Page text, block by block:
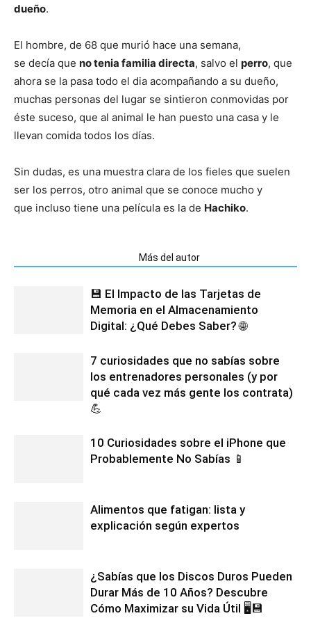
dueño.
El hombre, de 68 que murió hace una semana,
se decía que no tenia familia directa, salvo el perro, que
ahora se la pasa todo el dia acompañando a su dueño,
muchas personas del lugar se sintieron conmovidas por
éste suceso, que al animal le han puesto una casa y le
llevan comida todos los días.
Sin dudas, es una muestra clara de los fieles que suelen
ser los perros, otro animal que se conoce mucho y
que incluso tiene una película es la de Hachiko.
Más del autor
💾 El Impacto de las Tarjetas de
Memoria en el Almacenamiento
Digital: ¿Qué Debes Saber? 🌐
7 curiosidades que no sabías sobre
los entrenadores personales (y por
qué cada vez más gente los contrata)
💪
10 Curiosidades sobre el iPhone que
Probablemente No Sabías 📱
Alimentos que fatigan: lista y
explicación según expertos
¿Sabías que los Discos Duros Pueden
Durar Más de 10 Años? Descubre
Cómo Maximizar su Vida Útil 🖥️💾